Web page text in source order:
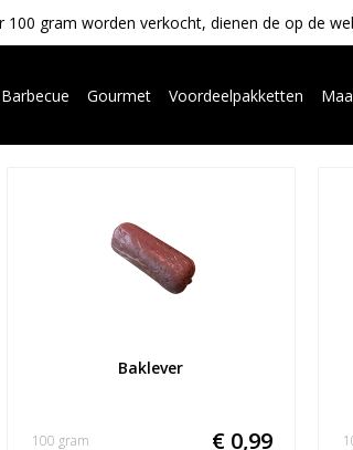
100 gram worden verkocht, dienen de op de
Barbecue Gourmet Voordeelpakketten
Baklever
€ 0,99
100 gram